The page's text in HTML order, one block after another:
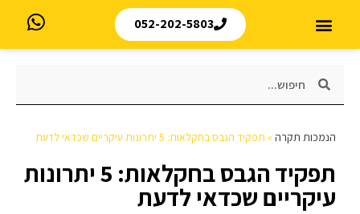
052-202-5803
הנמכות תקרה» תפקיד הגבס בחקלאות: 5 יתרונות עיקריים שכדאי לדעת
תפקיד הגבס בחקלאות: 5 יתרונות
עיקריים שכדאי לדעת